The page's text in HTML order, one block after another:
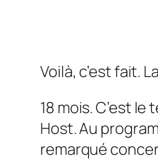
Voilà, c’est fait.
18 mois. C’est
Host. Au
remarqué